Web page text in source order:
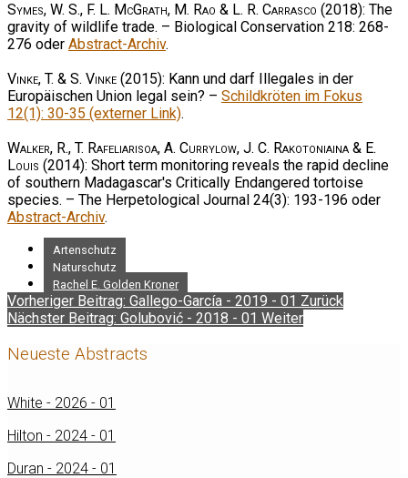
Symes, W. S., F. L. McGrath, M. Rao & L. R. Carrasco (2018): The
gravity of wildlife trade. – Biological Conservation 218: 268-
276 oder Abstract-Archiv.
Vinke, T. & S. Vinke (2015): Kann und darf Illegales in der
Europäischen Union legal sein? – Schildkröten im Fokus
12(1): 30-35 (externer Link).
Walker, R., T. Rafeliarisoa, A. Currylow, J. C. Rakotoniaina & E.
Louis (2014): Short term monitoring reveals the rapid decline
of southern Madagascar's Critically Endangered tortoise
species. – The Herpetological Journal 24(3): 193-196 oder
Abstract-Archiv.
Artenschutz
Naturschutz
Rachel E. Golden Kroner
Vorheriger Beitrag: Gallego-García - 2019 - 01 Zurück
Nächster Beitrag: Golubović - 2018 - 01 Weiter
Neueste Abstracts
White - 2026 - 01
Hilton - 2024 - 01
Duran - 2024 - 01